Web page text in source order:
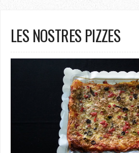
LES NOSTRES PIZZES